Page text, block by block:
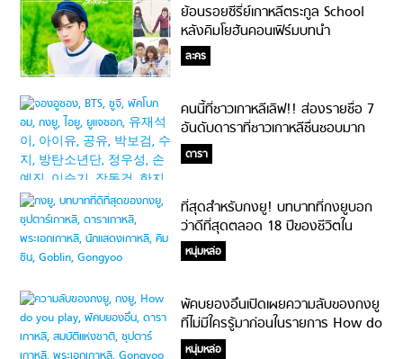
ย้อนรอยซีรี่ย์เกาหลีตระกูล School
หลังคิมโยฮันคอนเฟิร์มบทนำ
ละคร
คนนี้ที่ชาวเกาหลีเลิฟ!! ส่องรายชื่อ 7
อันดับดาราที่ชาวเกาหลีชื่นชอบมาก
ที่สุด ในปี 2019 #ซุปตาร์ตัวจริง
ดารา
ที่สุดสำหรับกงยู! บทบาทที่กงยูบอก
ว่าดีที่สุดตลอด 18 ปีของชีวิตใน
วงการบันเทิง
หนุ่มหล่อ
พัคบยองอึนเปิดเผยความลับของกงยู
ที่ไม่มีใครรู้มาก่อนในรายการ How do
you play?
หนุ่มหล่อ